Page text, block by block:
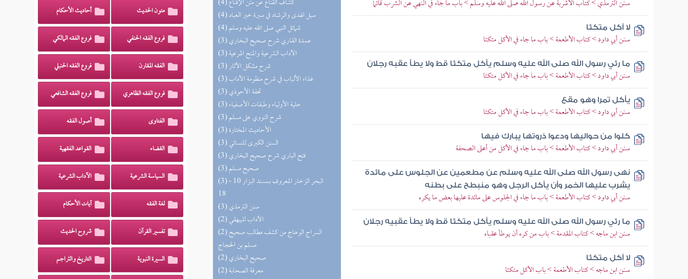
(4) سبل الهدى والرشاد في سيرة خير العباد
(4) شمائل النبي صلى الله عليه وسلم
(3) عمدة القاري شرح صحيح البخاري
(3) الآداب الشرعية والمنح المرعية
(3) شرح مشكل الآثار
(3) غذاء الألباب في شرح منظومة الآداب
(3) تحفة الأحوذي
(3) حلية الأولياء وطبقات الأصفياء
(3) شرح النووي على مسلم
(3) الأحاديث المختارة
(3) السنن الكبرى للنسائي
(3) فتح الباري شرح صحيح البخاري
(3) صحيح مسلم
(3) البحر الزخار المعروف بمسند البزار 10 -
18
(3) سنن الترمذي
(2) الآداب للبيهقي
(2) السراج الوهاج من كشف مطالب صحيح
مسلم بن الحجاج
(2) صحيح البخاري
(2) معرفة الصحابة
سنن الترمذي > كتاب الأشربة عن رسول الله صلى الله عليه وسلم > باب ما جاء في النهي عن الشرب قائما
لا آكل متكئا
سنن أبي داود > كتاب الأطعمة > باب ما جاء في الأكل متكئا
ما رئي رسول الله صلى الله عليه وسلم يأكل متكئا قط ولا يطأ عقبه رجلان
سنن أبي داود > كتاب الأطعمة > باب ما جاء في الأكل متكئا
يأكل تمرا وهو مقع
سنن أبي داود > كتاب الأطعمة > باب ما جاء في الأكل متكئا
كلوا من حواليها ودعوا ذروتها يبارك فيها
سنن أبي داود > كتاب الأطعمة > باب ما جاء في الأكل من أعلى الصحفة
نهى رسول الله صلى الله عليه وسلم عن مطعمين عن الجلوس على مائدة
يشرب عليها الخمر وأن يأكل الرجل وهو منبطح على بطنه
سنن أبي داود > كتاب الأطعمة > باب ما جاء في الجلوس على مائدة عليها بعض ما يكره
ما رئي رسول الله صلى الله عليه وسلم يأكل متكئا قط ولا يطأ عقبيه رجلان
سنن ابن ماجه > كتاب المقدمة > باب من كره أن يوطأ عقباه
لا آكل متكئا
سنن ابن ماجه > كتاب الأطعمة > باب الأكل متكئا
متون الحديث أحاديث الأحكام
فروع الفقه الحنفي فروع الفقه المالكي
الفقه المقارن فروع الفقه الحنبلي
فروع الفقه الظاهري فروع الفقه الشافعي
الفتاوى أصول الفقه
القضاء القواعد الفقهية
السياسة الشرعية الآداب الشرعية
لغة الفقه آيات الأحكام
تفسير القرآن شروح الحديث
السيرة النبوية التاريخ والتراجم